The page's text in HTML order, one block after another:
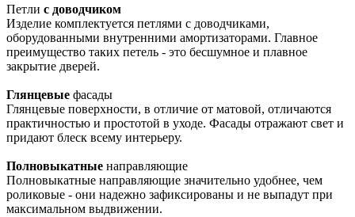
Петли с доводчиком
Изделие комплектуется петлями с доводчиками,
оборудованными внутренними амортизаторами. Главное
преимущество таких петель - это бесшумное и плавное
закрытие дверей.
Глянцевые фасады
Глянцевые поверхности, в отличие от матовой, отличаются
практичностью и простотой в уходе. Фасады отражают свет и
придают блеск всему интерьеру.
Полновыкатные направляющие
Полновыкатные направляющие значительно удобнее, чем
роликовые - они надежно зафиксированы и не выпадут при
максимальном выдвижении.